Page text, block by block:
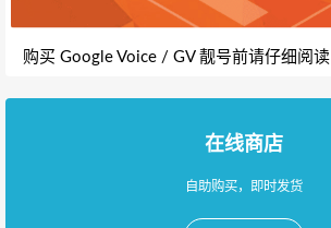
购买 Google Voice / GV 靓号前请仔细阅读
在线商店
自助购买，即时发货